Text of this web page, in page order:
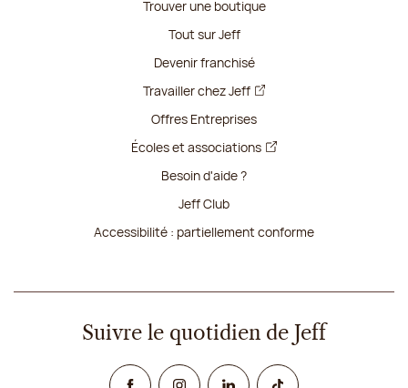
Trouver une boutique
Tout sur Jeff
Devenir franchisé
Travailler chez Jeff
Offres Entreprises
Écoles et associations
Besoin d'aide ?
Jeff Club
Accessibilité : partiellement conforme
Suivre le quotidien de Jeff